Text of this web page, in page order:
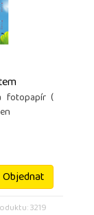
fotopapír (
Objednat
3219